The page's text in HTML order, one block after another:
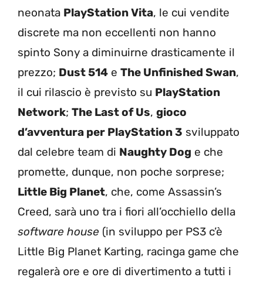
neonata PlayStation Vita, le cui vendite
discrete ma non eccellenti non hanno
spinto Sony a diminuirne drasticamente il
prezzo; Dust 514 e The Unfinished Swan,
il cui rilascio è previsto su PlayStation
Network; The Last of Us, gioco
d’avventura per PlayStation 3 sviluppato
dal celebre team di Naughty Dog e che
promette, dunque, non poche sorprese;
Little Big Planet, che, come Assassin’s
Creed, sarà uno tra i fiori all’occhiello della
software house (in sviluppo per PS3 c’è
Little Big Planet Karting, racinga game che
regalerà ore e ore di divertimento a tutti i